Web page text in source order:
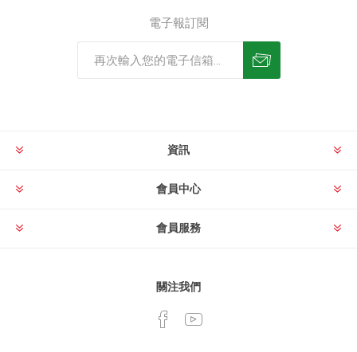
電子報訂閱
資訊
會員中心
會員服務
關注我們